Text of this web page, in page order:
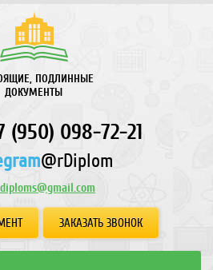
ПОДЛИННЫЕ
ДОКУМЕНТЫ
(950) 098-72-21
@rDiplom
ЗАКАЗАТЬ ЗВОНОК